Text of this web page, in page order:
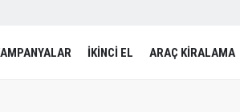
İKİNCİ EL ARAÇ KİRALAMA